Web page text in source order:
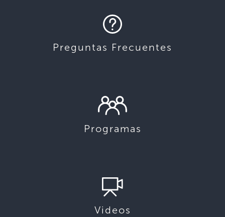
Preguntas Frecuentes
Programas
Videos